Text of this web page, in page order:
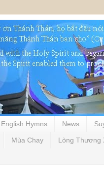
English Hymns News
Mùa Chay Lòng Thương